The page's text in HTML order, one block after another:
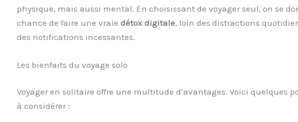
physique, mais aussi mental. En choisissant de voyager seul, on se
chance de faire une vraie détox digitale, loin des distractions
des notifications incessantes.
Les bienfaits du voyage solo
Voyager en solitaire offre une multitude d’avantages. Voici quelques
à considérer :